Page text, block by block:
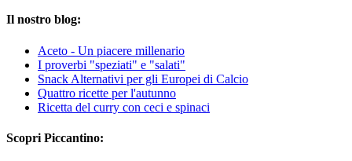
Il nostro blog:
Aceto - Un piacere millenario
I proverbi "speziati" e "salati"
Snack Alternativi per gli Europei di Calcio
Quattro ricette per l'autunno
Ricetta del curry con ceci e spinaci
Scopri Piccantino: